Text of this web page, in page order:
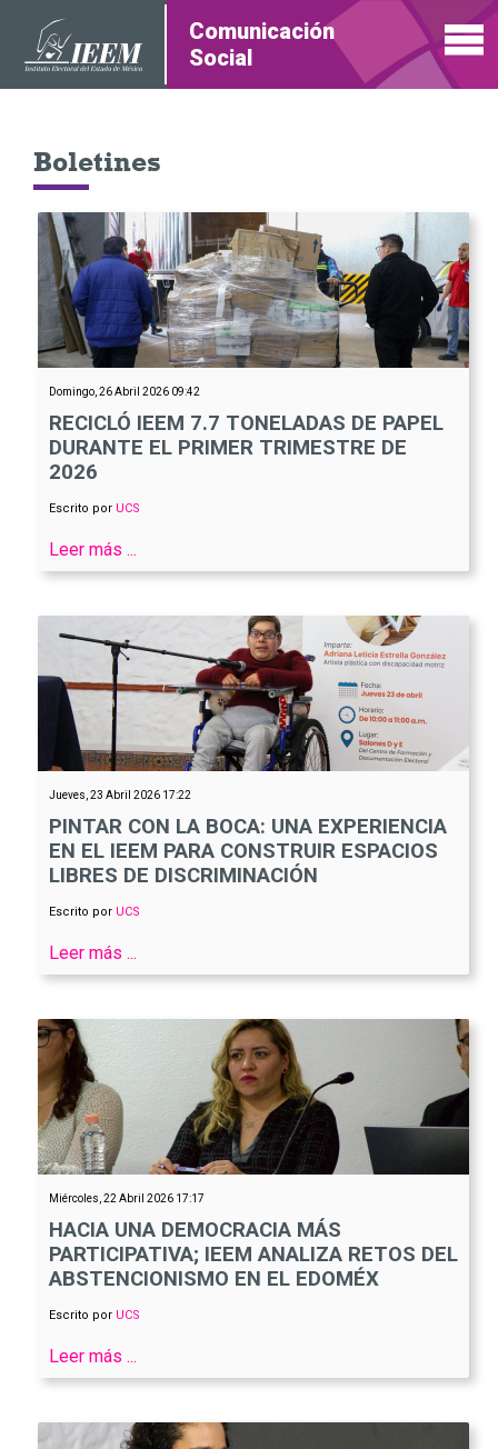
Comunicación
Social
Boletines
Domingo, 26 Abril 2026 09:42
RECICLÓ IEEM 7.7 TONELADAS DE PAPEL
DURANTE EL PRIMER TRIMESTRE DE
2026
Escrito por UCS
Leer más ...
Jueves, 23 Abril 2026 17:22
PINTAR CON LA BOCA: UNA EXPERIENCIA
EN EL IEEM PARA CONSTRUIR ESPACIOS
LIBRES DE DISCRIMINACIÓN
Escrito por UCS
Leer más ...
Miércoles, 22 Abril 2026 17:17
HACIA UNA DEMOCRACIA MÁS
PARTICIPATIVA; IEEM ANALIZA RETOS DEL
ABSTENCIONISMO EN EL EDOMÉX
Escrito por UCS
Leer más ...